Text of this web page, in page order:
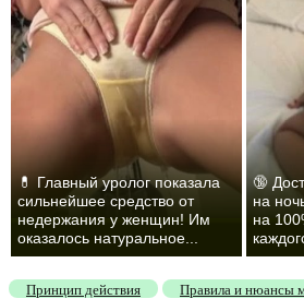
💊 Главный уролог показала
сильнейшее средство от
недержания у женщин! Им
оказалось натуральное...
🔞
на
на
Принцип действия Правила и нюансы